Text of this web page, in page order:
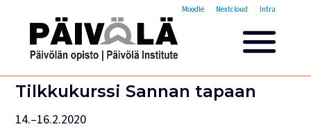
Moodle Nextcloud Intra
Yleisakatemia
Lyhytkurssit
Päivölän opisto
Tilkkukurssi Sannan tapaan
14.–16.2.2020